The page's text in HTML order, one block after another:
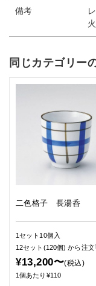
備考
同じカテゴリー
二色格子 長湯呑
1セット10個入
12セット(120個)から注文
¥13,200〜(税込)
1個あたり¥110